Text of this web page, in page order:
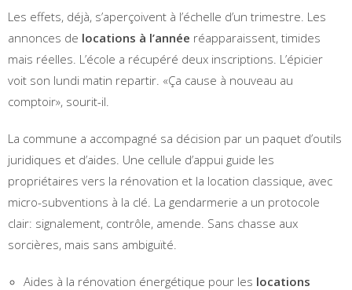
Les effets, déjà, s’aperçoivent à l’échelle d’un trimestre. Les
annonces de locations à l’année réapparaissent, timides
mais réelles. L’école a récupéré deux inscriptions. L’épicier
voit son lundi matin repartir. «Ça cause à nouveau au
comptoir», sourit-il.
La commune a accompagné sa décision par un paquet d’outils
juridiques et d’aides. Une cellule d’appui guide les
propriétaires vers la rénovation et la location classique, avec
micro-subventions à la clé. La gendarmerie a un protocole
clair: signalement, contrôle, amende. Sans chasse aux
sorcières, mais sans ambiguïté.
Aides à la rénovation énergétique pour les locations